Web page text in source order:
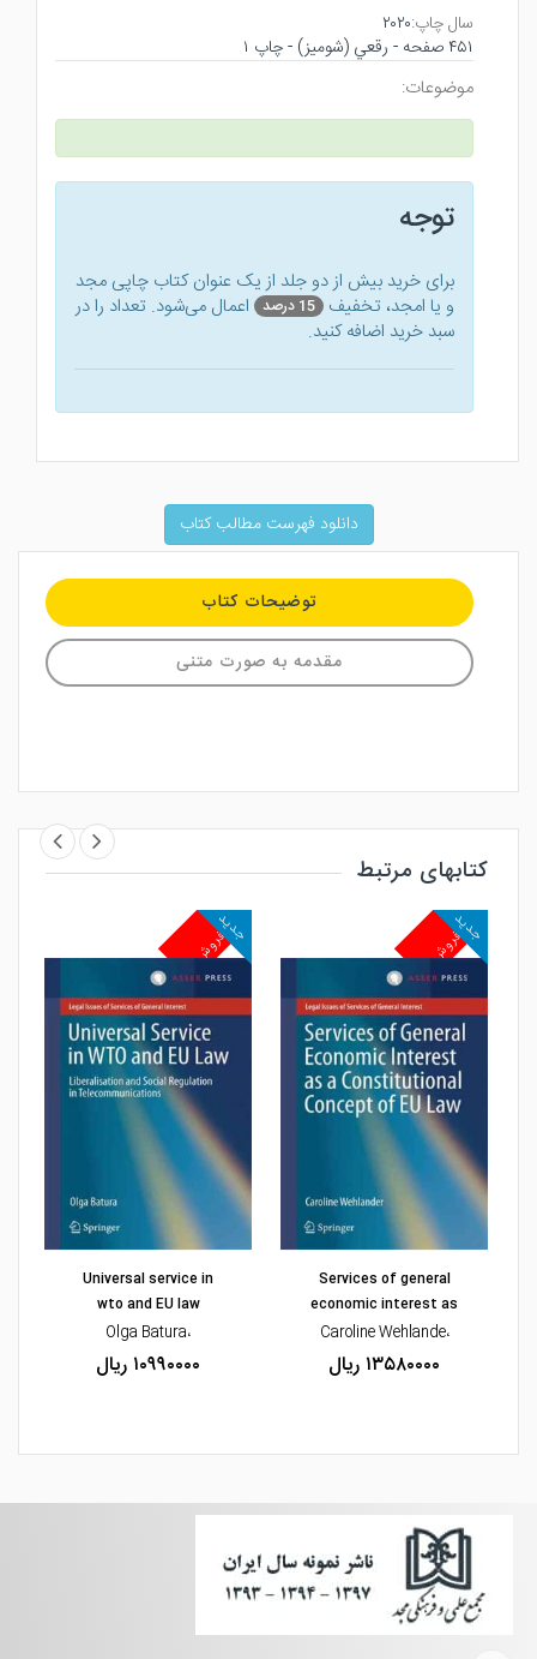
سال چاپ:۲۰۲۰
۴۵۱ صفحه - رقعي (شوميز) - چاپ ۱
موضوعات:
توجه
برای خرید بیش از دو جلد از یک عنوان کتاب‌ چاپی مجد
و یا امجد، تخفیف 15 درصد
اعمال می‌شود. تعداد را در
سبد خرید اضافه کنید.
دانلود فهرست مطالب کتاب
توضیحات کتاب
مقدمه به صورت متنی
کتابهای مرتبط
مشاهده و خرید
پرفروش
جدید
مشاهده و خرید
Services of general
economic interest as
،Caroline Wehlande
۱۳۵۸۰۰۰۰ ریال
پرفروش
جدید
Universal service in
wto and EU law
،Olga Batura
۱۰۹۹۰۰۰۰ ریال